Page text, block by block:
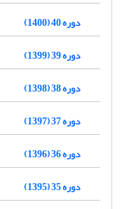
دوره 40 (1400)
دوره 39 (1399)
دوره 38 (1398)
دوره 37 (1397)
دوره 36 (1396)
دوره 35 (1395)